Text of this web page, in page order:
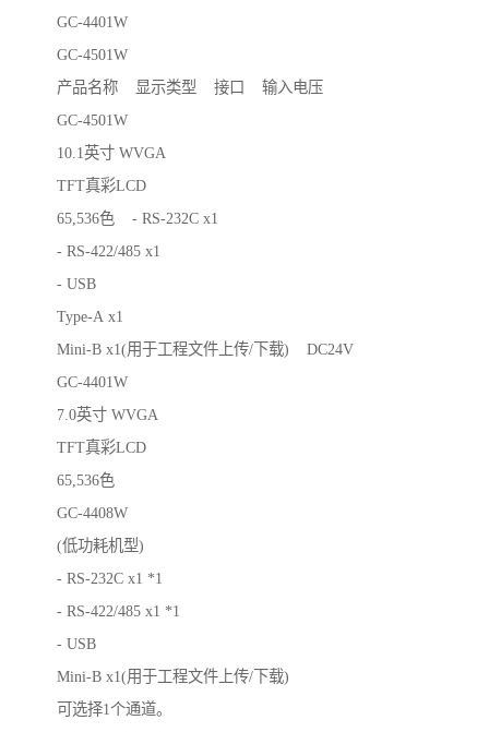
GC-4401W
GC-4501W
产品名称 显示类型 接口 输入电压
GC-4501W
10.1英寸 WVGA
TFT真彩LCD
65,536色 - RS-232C x1
- RS-422/485 x1
- USB
Type-A x1
Mini-B x1(用于工程文件上传/下载) DC24V
GC-4401W
7.0英寸 WVGA
TFT真彩LCD
65,536色
GC-4408W
(低功耗机型)
- RS-232C x1 *1
- RS-422/485 x1 *1
- USB
Mini-B x1(用于工程文件上传/下载)
可选择1个通道。